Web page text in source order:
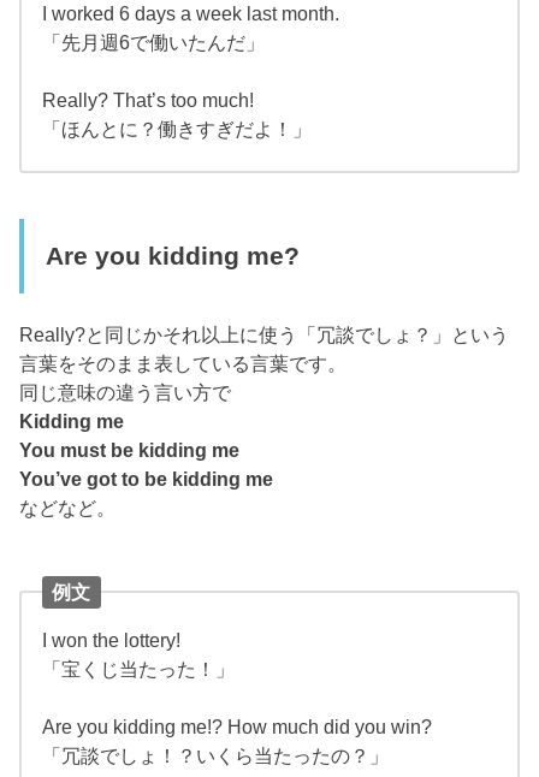
I worked 6 days a week last month.
「先月週6で働いたんだ」
Really? That’s too much!
「ほんとに？働きすぎだよ！」
Are you kidding me?
Really?と同じかそれ以上に使う「冗談でしょ？」という
言葉をそのまま表している言葉です。
同じ意味の違う言い方で
Kidding me
You must be kidding me
You’ve got to be kidding me
などなど。
例文
I won the lottery!
「宝くじ当たった！」
Are you kidding me!? How much did you win?
「冗談でしょ！？いくら当たったの？」